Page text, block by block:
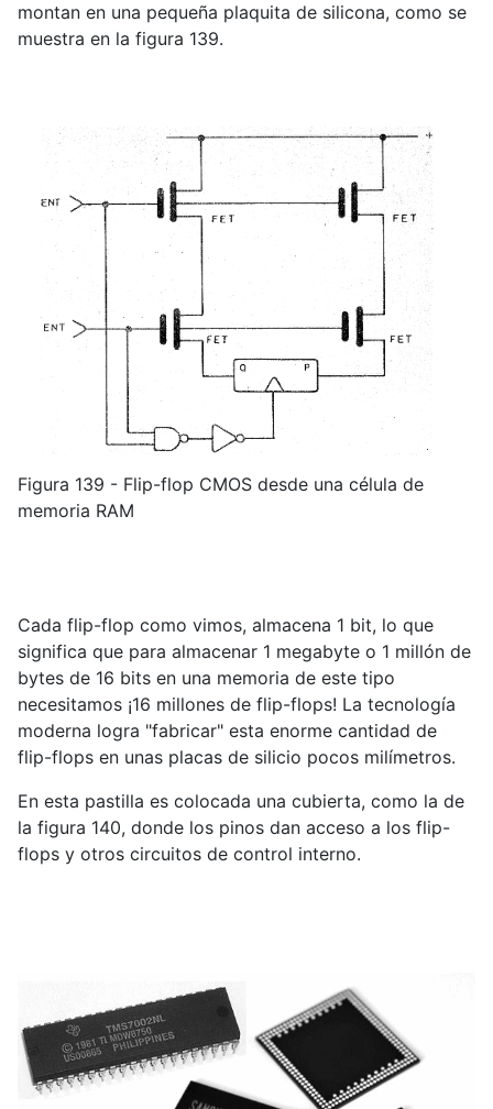
montan en una pequeña plaquita de silicona, como se
muestra en la figura 139.
Figura 139 - Flip-flop CMOS desde una célula de
memoria RAM
Cada flip-flop como vimos, almacena 1 bit, lo que
significa que para almacenar 1 megabyte o 1 millón de
bytes de 16 bits en una memoria de este tipo
necesitamos ¡16 millones de flip-flops! La tecnología
moderna logra "fabricar" esta enorme cantidad de
flip-flops en unas placas de silicio pocos milímetros.
En esta pastilla es colocada una cubierta, como la de
la figura 140, donde los pinos dan acceso a los flip-
flops y otros circuitos de control interno.